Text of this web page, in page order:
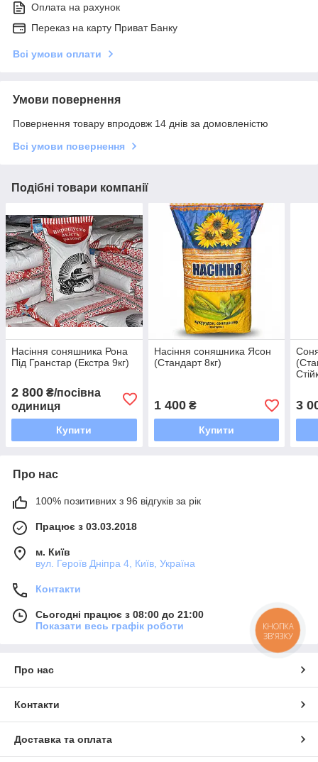
Оплата на рахунок
Переказ на карту Приват Банку
Всі умови оплати
Умови повернення
Повернення товару впродовж 14 днів за домовленістю
Всі умови повернення
Подібні товари компанії
Насіння соняшника Рона
Під Гранстар (Екстра 9кг)
2 800 ₴/посівна
одиниця
Купити
Насіння соняшника Ясон
(Стандарт 8кг)
1 400₴
Купити
3
Про нас
100% позитивних з 96 відгуків за рік
Працює з 03.03.2018
м. Київ
вул. Героїв Дніпра 4, Київ, Україна
Контакти
Сьогодні працює з 08:00 до 21:00
Показати весь графік роботи
Про нас
Контакти
Доставка та оплата
КНОПКА
ЗВ'ЯЗКУ